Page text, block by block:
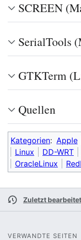
SCREEN
SerialTools
GTKTerm
Quellen
Kategorien: Apple
Linux
DD-WRT
OracleLinux
Zuletzt
VERWANDTE SEITEN